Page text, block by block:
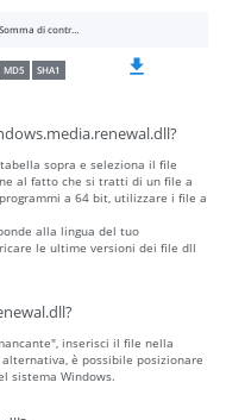
Somma di controllo
MD5 SHA1
sopra e seleziona il file
al fatto che si tratti di un file a
a 64 bit, utilizzare i file a
alla lingua del tuo
le ultime versioni dei file dll
inserisci il file nella
è possibile posizionare
sistema Windows.